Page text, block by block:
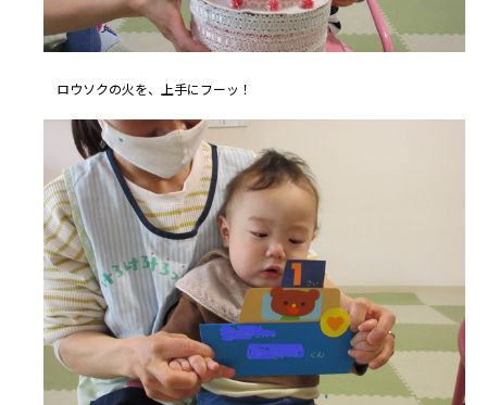
ロウソクの火を、上手にフーッ！